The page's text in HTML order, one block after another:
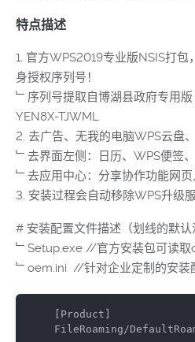
特点描述
1. 官方WPS2019专业版NSIS打
身授权序列号！
﹂序列号提取自博湖县政府专用
YEN8X-TJWML
2. 去广告、无我的电脑WPS云盘
﹂去界面左侧：日历、WPS便签
﹂去应用中心：分享协作功能网页
3. 安装过程会自动移除WPS升级
# 安装配置文件描述（划线的默认
﹂Setup.exe //官方安装包可读取
﹂oem.ini //针对企业定制的安装
[Product]
FileRoaming/